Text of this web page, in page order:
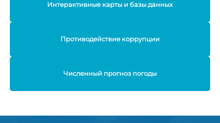
Интерактивные карты и базы данных
Противодействие коррупции
Численный прогноз погоды